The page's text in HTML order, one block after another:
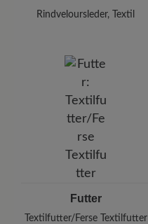
Rindveloursleder, Textil
Futter
Textilfutter/Ferse Textilfutter